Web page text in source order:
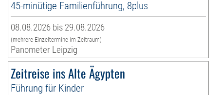
45-minütige Familienführung, 8plus
08.08.2026 bis 29.08.2026
(mehrere Einzeltermine im Zeitraum)
Panometer Leipzig
Zeitreise ins Alte Ägypten
Führung für Kinder